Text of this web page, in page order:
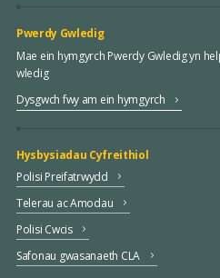
Pwerdy Gwledig
Mae ein hymgyrch Pwerdy Gwledig yn
wledig
Dysgwch fwy am ein hymgyrch
Hysbysiadau Cyfreithiol
Polisi Preifatrwydd
Telerau ac Amodau
Polisi Cwcis
Safonau gwasanaeth CLA